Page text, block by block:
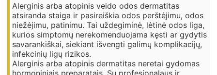
Alerginis arba atopinis veido odos dermatitas
atsiranda staiga ir pasireiškia odos perštėjimu, odos
niežėjimu, patinimu. Tai uždegiminė, lėtinė odos liga,
kurios simptomų nerekomenduojama kęsti ar gydytis
savarankiškai, siekiant išvengti galimų komplikacijų,
infekcinių ligų rizikos.
Alerginis arba atopinis dermatitas neretai gydomas
hormoniniais preparatais. Su profesionalaus ir